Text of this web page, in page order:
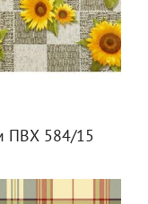
ПВХ 584/15